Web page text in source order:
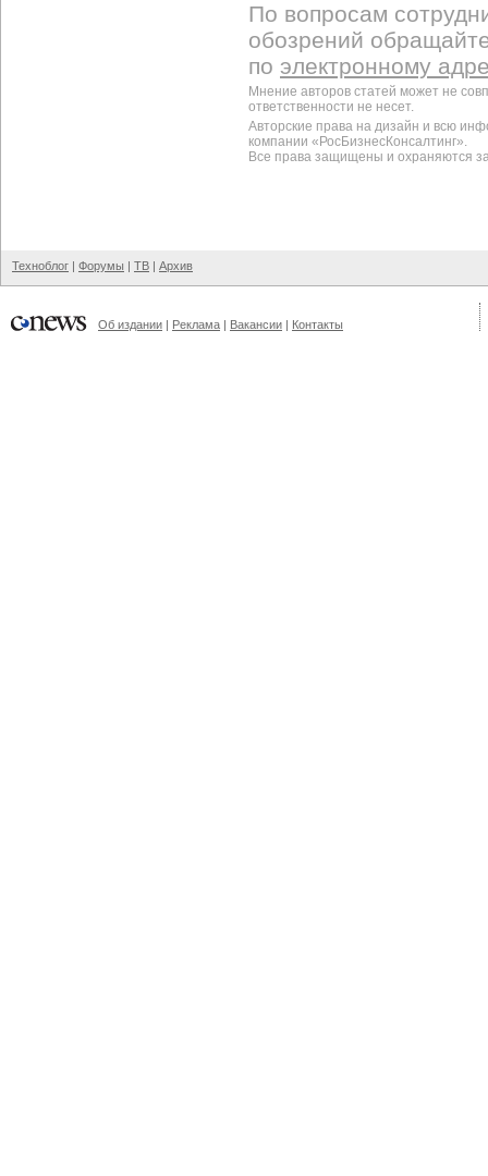
По вопросам
обозрений
по электронному
Мнение авторов статей может не
ответственности не несет.
Авторские права на дизайн и всю
компании «РосБизнесКонсалтинг».
Все права защищены и охраняются
Техноблог | Форумы | ТВ | Архив
Об издании | Реклама | Вакансии | Контакты